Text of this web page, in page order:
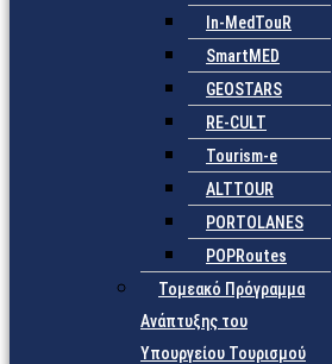
In-MedTouR
SmartMED
GEOSTARS
RE-CULT
Tourism-e
ALTTOUR
PORTOLANES
POPRoutes
Τομεακό Πρόγραμμα
Ανάπτυξης του
Υπουργείου Τουρισμού